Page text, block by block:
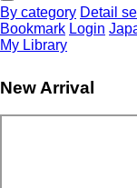
By category Detail
Bookmark Login
My Library
New Arrival